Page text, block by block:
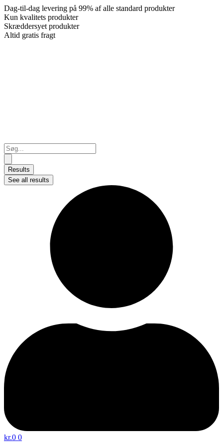
Dag-til-dag levering på 99% af alle standard produkter
Kun kvalitets produkter
Skræddersyet produkter
Altid gratis fragt
Search
...
Results
See all results
kr.0 0